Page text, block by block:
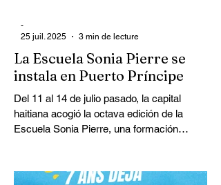
La Escuela Sonia Pierre se
instala en Puerto Príncipe
Del 11 al 14 de julio pasado, la capital
haitiana acogió la octava edición de la
Escuela Sonia Pierre, una formación
-
25 juil. 2025
3 min de lecture